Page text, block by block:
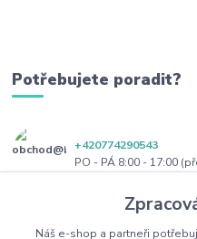
Potřebujete poradit?
+420774290543
PO - PÁ 8:00 - 17:00
obchod@blanceta.cz
Náš e-shop a partneři